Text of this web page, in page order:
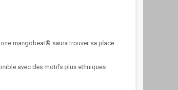
mangobeat® saura trouver sa place
avec des motifs plus ethniques